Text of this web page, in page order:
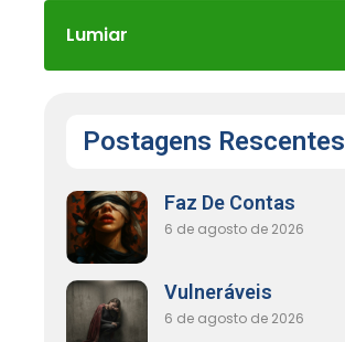
Lumiar
Postagens Rescentes
Faz De Contas
6 de agosto de 2026
Vulneráveis
6 de agosto de 2026